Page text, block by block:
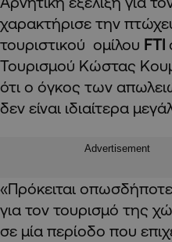
χαρακτήρισε την
τουριστικού ομίλου FTI
Τουρισμού Κώστας
ότι ο όγκος των
δεν είναι ιδιαίτερα
Advertisement
«Πρόκειται οπωσδήποτε
για τον τουρισμό της
σε μία περίοδο που